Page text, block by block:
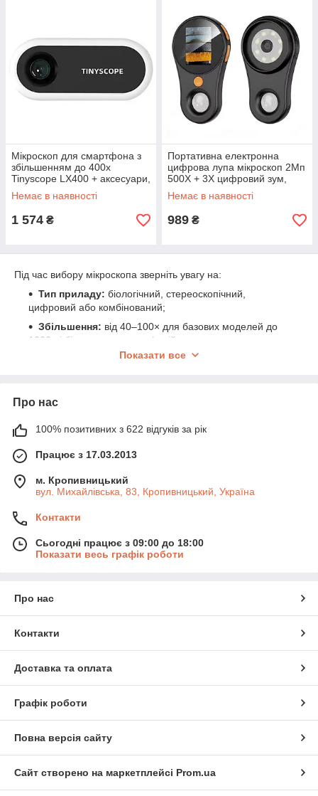
Мікроскоп для смартфона з
збільшенням до 400x
Tinyscope LX400 + аксесуари,
застосуємо для більшості
телефонів
Немає в наявності
1 574 ₴
Портативна електронна
цифрова лупа мікроскоп 2Мп
500X + 3X цифровий зум,
2.0" екран і TF пам'ять
GAOSUO G500
Немає в наявності
989 ₴
Під час вибору мікроскопа зверніть увагу на:
Тип приладу: біологічний, стереоскопічний,
цифровий або комбінований;
Збільшення: від 40–100× для базових моделей до
1000× і більше — для професійних;
верхнє, нижнє або комбіноване —
фото та відео, підключення до комп’ютера;
Сфера застосування:
навчання, хобі, медицина,
наука, технічна експертиза.
Мікроскоп — це корисний інструмент для розвитку знань,
найкраще відповідає вашим потребам і завданням.
Показати все
Про нас
100% позитивних з 622 відгуків за рік
Працює з 17.03.2013
м. Кропивницький
вул. Михайлівська, 83, Кропивницький, Україна
Контакти
Сьогодні працює з 09:00 до 18:00
Показати весь графік роботи
Про нас
Контакти
Доставка та оплата
Графік роботи
Повна версія сайту
Сайт створено на маркетплейсі Prom.ua